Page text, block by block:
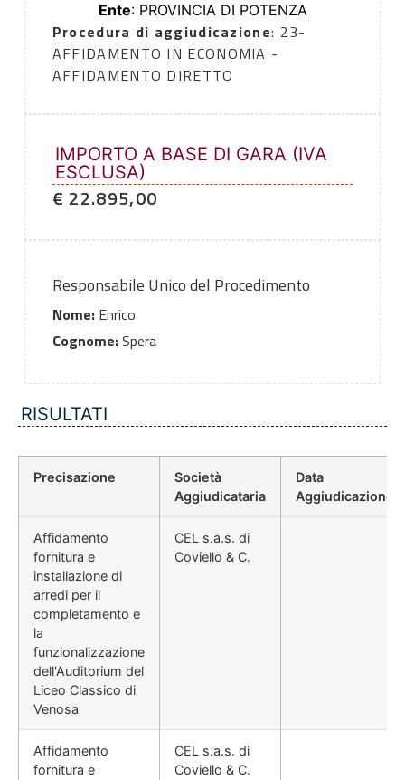
Ente: PROVINCIA DI POTENZA
Procedura di aggiudicazione: 23-
AFFIDAMENTO IN ECONOMIA -
AFFIDAMENTO DIRETTO
IMPORTO A BASE DI GARA (IVA
ESCLUSA)
€ 22.895,00
Responsabile Unico del Procedimento
Nome:Enrico
Cognome:Spera
RISULTATI
Precisazione
Società
Aggiudicataria
Data
Aggiudicazione
Affidamento
fornitura e
installazione di
arredi per il
completamento e
la
funzionalizzazione
dell'Auditorium del
Liceo Classico di
Venosa
CEL s.a.s. di
Coviello & C.
Affidamento
fornitura e
CEL s.a.s. di
Coviello & C.